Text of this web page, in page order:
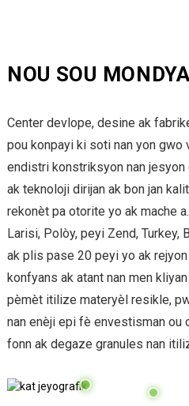
NOU SOU
Center devlope, desine ak
pou konpayi ki soti nan yon
endistri konstriksyon nan jesyon
ak teknoloji dirijan ak bon jan
rekonèt pa otorite yo ak mache
Larisi, Polòy, peyi Zend, Turkey,
ak plis pase 20 peyi yo ak
konfyans ak atant nan men
pèmèt itilize materyèl resikle,
nan enèji epi fè envestisman ou
fonn ak degaze granules nan